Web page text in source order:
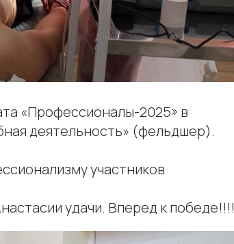
«Профессионалы-2025» в
деятельность» (фельдшер).
участников
удачи. Вперед к победе!!!!